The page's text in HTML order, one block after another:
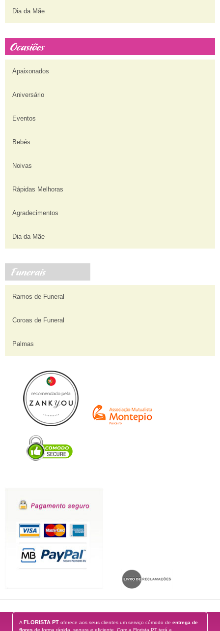
Dia da Mãe
Apaixonados
Aniversário
Eventos
Bebés
Noivas
Rápidas Melhoras
Agradecimentos
Dia da Mãe
Ramos de Funeral
Coroas de Funeral
Palmas
A FLORISTA PT oferece aos seus clientes um serviço cómodo de entrega de